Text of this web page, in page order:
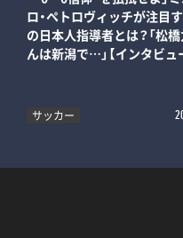
ロ・ペトロヴィッチが注目
の日本人指導者とは？「松
んは新潟で…」【インタビュ
サッカー